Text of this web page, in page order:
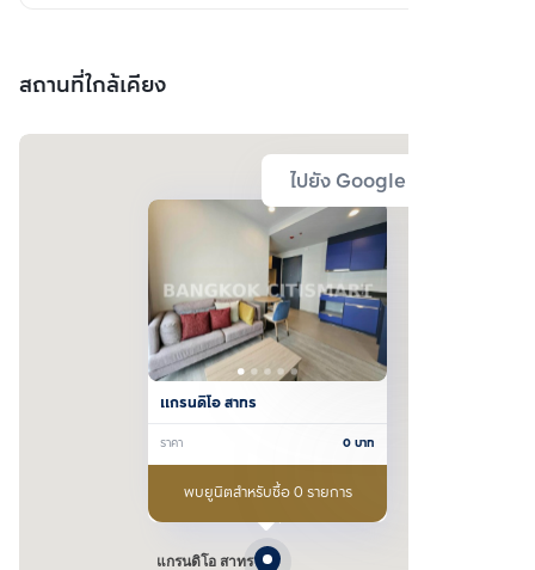
สถานที่ใกล้เคียง
ไปยัง Google Map
แกรนดิโอ สาทร
แกรนดิโอ สาทร
ราคา 0บาท
พบยูนิตสำหรับซื้อ 0 รายการ